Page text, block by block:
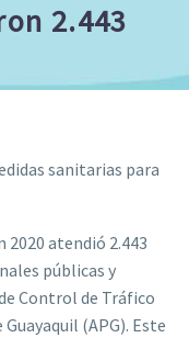
2.443
sanitarias para
2020 atendió 2.443
públicas y
Control de Tráfico
(APG). Este